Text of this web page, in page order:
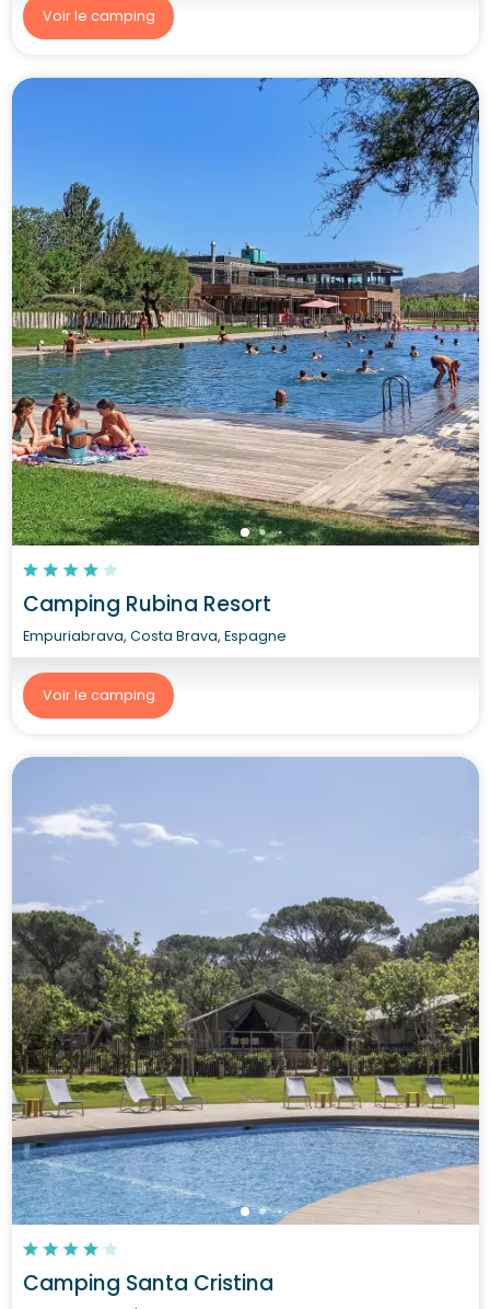
Voir le camping
Camping Rubina Resort
Empuriabrava, Costa Brava, Espagne
Voir le camping
Camping Santa Cristina